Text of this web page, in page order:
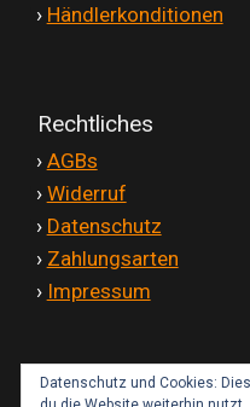
Zahlungsarten
› Händlerkonditionen
Rechtliches
› AGBs
› Widerruf
› Datenschutz
› Zahlungsarten
› Impressum
Datenschutz und Cookies: